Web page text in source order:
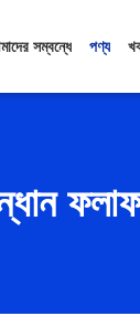
সম্বন্ধে পণ্য